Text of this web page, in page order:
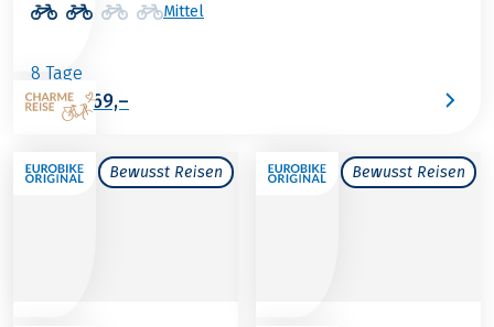
Mittel
8 Tage
ab€ 1.469,–
Bewusst Reisen Bewusst Reisen